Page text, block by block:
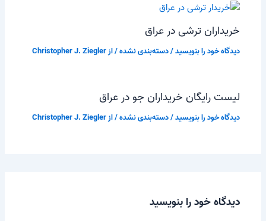
خریداران ترشی در عراق
دیدگاه‌ خود را بنویسید/دسته‌بندی نشده/ ازChristopher J. Ziegler
لیست رایگان خریداران جو در عراق
دیدگاه‌ خود را بنویسید/دسته‌بندی نشده/ ازChristopher J. Ziegler
دیدگاه‌ خود را بنویسید